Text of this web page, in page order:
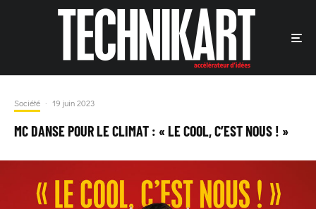
Société · 19 juin 2023
MC DANSE POUR LE CLIMAT : « LE COOL, C’EST NOUS ! »